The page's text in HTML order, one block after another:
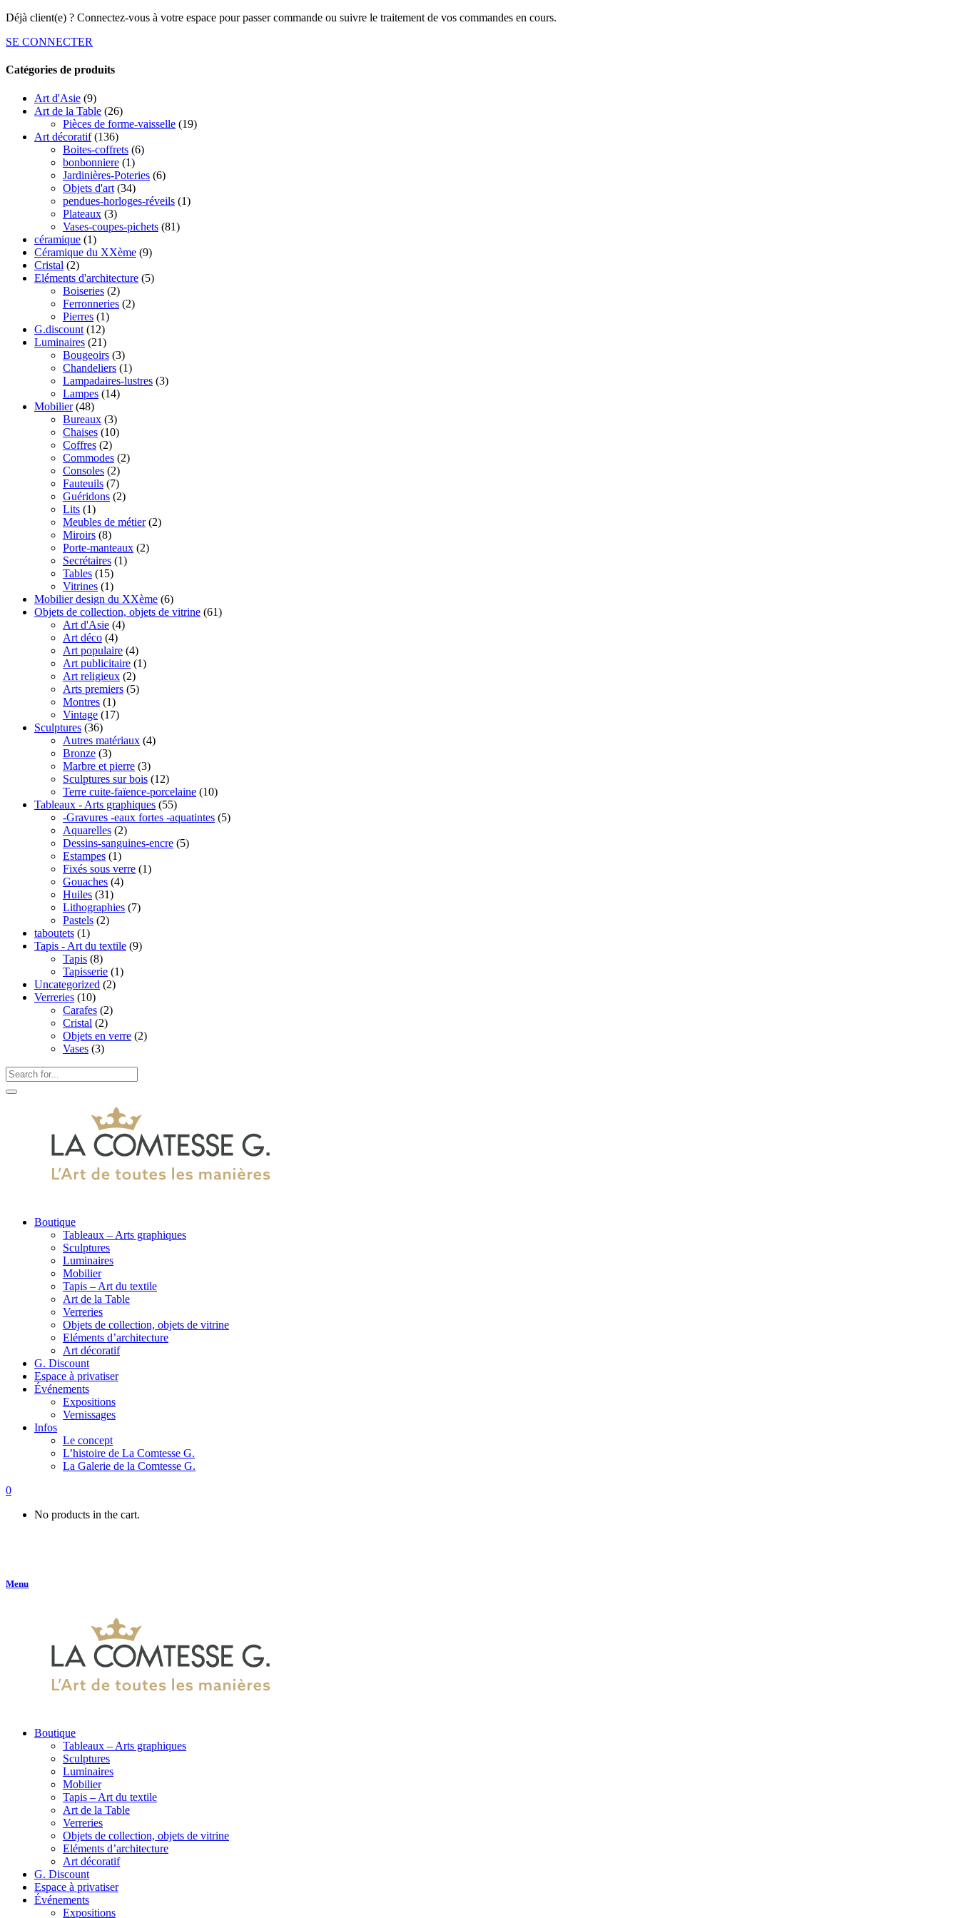
Déjà client(e) ? Connectez-vous à votre espace pour passer commande ou suivre le traitement de vos commandes en cours.
SE CONNECTER
Catégories de produits
Art d'Asie (9)
Art de la Table (26)
Pièces de forme-vaisselle (19)
Art décoratif (136)
Boites-coffrets (6)
bonbonniere (1)
Jardinières-Poteries (6)
Objets d'art (34)
pendues-horloges-réveils (1)
Plateaux (3)
Vases-coupes-pichets (81)
céramique (1)
Céramique du XXème (9)
Cristal (2)
Eléments d'architecture (5)
Boiseries (2)
Ferronneries (2)
Pierres (1)
G.discount (12)
Luminaires (21)
Bougeoirs (3)
Chandeliers (1)
Lampadaires-lustres (3)
Lampes (14)
Mobilier (48)
Bureaux (3)
Chaises (10)
Coffres (2)
Commodes (2)
Consoles (2)
Fauteuils (7)
Guéridons (2)
Lits (1)
Meubles de métier (2)
Miroirs (8)
Porte-manteaux (2)
Secrétaires (1)
Tables (15)
Vitrines (1)
Mobilier design du XXème (6)
Objets de collection, objets de vitrine (61)
Art d'Asie (4)
Art déco (4)
Art populaire (4)
Art publicitaire (1)
Art religieux (2)
Arts premiers (5)
Montres (1)
Vintage (17)
Sculptures (36)
Autres matériaux (4)
Bronze (3)
Marbre et pierre (3)
Sculptures sur bois (12)
Terre cuite-faïence-porcelaine (10)
Tableaux - Arts graphiques (55)
-Gravures -eaux fortes -aquatintes (5)
Aquarelles (2)
Dessins-sanguines-encre (5)
Estampes (1)
Fixés sous verre (1)
Gouaches (4)
Huiles (31)
Lithographies (7)
Pastels (2)
taboutets (1)
Tapis - Art du textile (9)
Tapis (8)
Tapisserie (1)
Uncategorized (2)
Verreries (10)
Carafes (2)
Cristal (2)
Objets en verre (2)
Vases (3)
Boutique
Tableaux – Arts graphiques
Sculptures
Luminaires
Mobilier
Tapis – Art du textile
Art de la Table
Verreries
Objets de collection, objets de vitrine
Eléments d’architecture
Art décoratif
G. Discount
Espace à privatiser
Événements
Expositions
Vernissages
Infos
Le concept
L’histoire de La Comtesse G.
La Galerie de la Comtesse G.
0
No products in the cart.
Menu
Boutique
Tableaux – Arts graphiques
Sculptures
Luminaires
Mobilier
Tapis – Art du textile
Art de la Table
Verreries
Objets de collection, objets de vitrine
Eléments d’architecture
Art décoratif
G. Discount
Espace à privatiser
Événements
Expositions